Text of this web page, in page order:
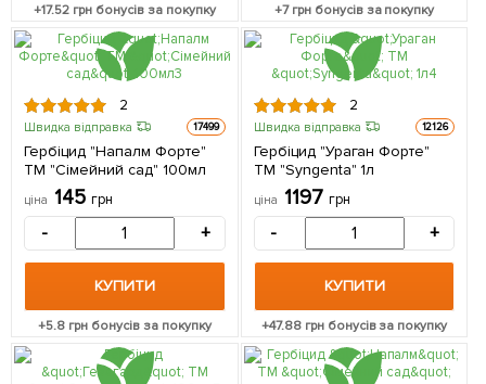
+17.52грн бонусів за покупку +7грн бонусів за покупку
2
Швидка відправка 17499
Гербіцид "Напалм Форте"
ТМ "Сімейний сад" 100мл
ціна 145 грн
- +
КУПИТИ
+5.8 грн бонусів за покупку
2
Швидка відправка 12126
Гербіцид "Ураган Форте"
ТМ "Syngenta" 1л
ціна 1197 грн
- +
КУПИТИ
+47.88грн бонусів за покупку